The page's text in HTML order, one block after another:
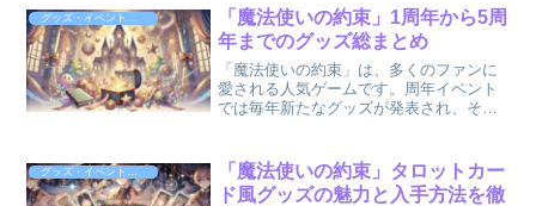
アップが揃っています。この記事では、
最新の関連書籍情報をもと...
「魔法使いの約束」1周年から5周
年までのグッズ総まとめ
「魔法使いの約束」は、多くのファンに
愛される人気ゲームです。周年イベント
では毎年新たなグッズが発表され、その
の「魔法使いの約束」のグッズを振り返
り、それぞれの特徴や人...
グッズ・イベント情報
「魔法使いの約束」タロットカー
ド風グッズの魅力と入手方法を徹